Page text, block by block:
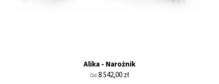
Alika - Narożnik
Od Cena
8 542,00 zł